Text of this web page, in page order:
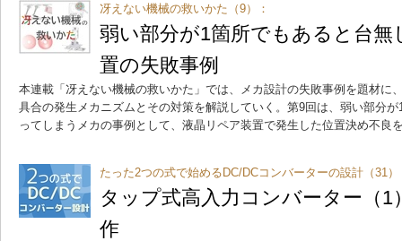
冴えない機械の救いかた（9）：
弱い部分が1箇所でもあると台無
置の失敗事例
本連載「冴えない機械の救いかた」では、メカ設計の失敗事例を題材に
具合の発生メカニズムとその対策を解説していく。第9回は、弱い部分
ってしまうメカの事例として、液晶リペア装置で発生した位置決め不良
たった2つの式で始めるDC/DCコンバーターの設計（31）
タップ式高入力コンバーター（1
作